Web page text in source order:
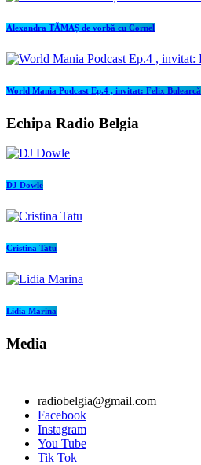
Alexandra TĂMAȘ de vorbă cu Cornel
World Mania Podcast Ep.4 , invitat: Felix Bulearcă
Echipa Radio Belgia
DJ Dowle
Cristina Tatu
Lidia Marina
Media
radiobelgia@gmail.com
Facebook
Instagram
You Tube
Tik Tok